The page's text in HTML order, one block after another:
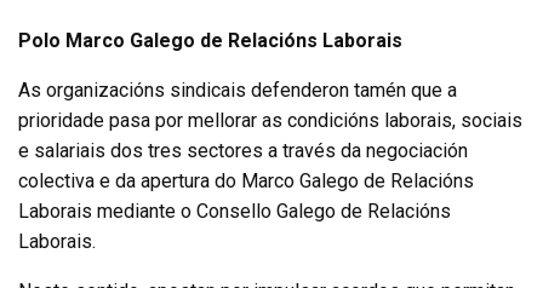
Polo Marco Galego de Relacións Laborais
As organizacións sindicais defenderon tamén que a
prioridade pasa por mellorar as condicións laborais, sociais
e salariais dos tres sectores a través da negociación
colectiva e da apertura do Marco Galego de Relacións
Laborais mediante o Consello Galego de Relacións
Laborais.